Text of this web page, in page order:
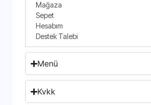
Mağaza
Sepet
Hesabım
Destek Talebi
Menü
Kvkk